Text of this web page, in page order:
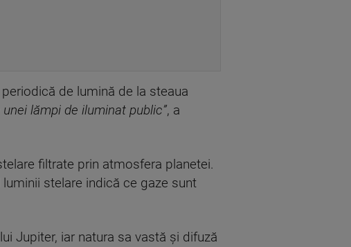
de lumină de la steaua
lămpi de iluminat public”, a
filtrate prin atmosfera planetei.
stelare indică ce gaze sunt
Jupiter, iar natura sa vastă şi difuză